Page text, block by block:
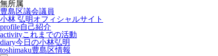
無所属
豊島区議会議員
小林 弘明オフィシャルサイト
profile自己紹介
activityこれまでの活動
diary今日の小林弘明
toshimaku豊島区情報